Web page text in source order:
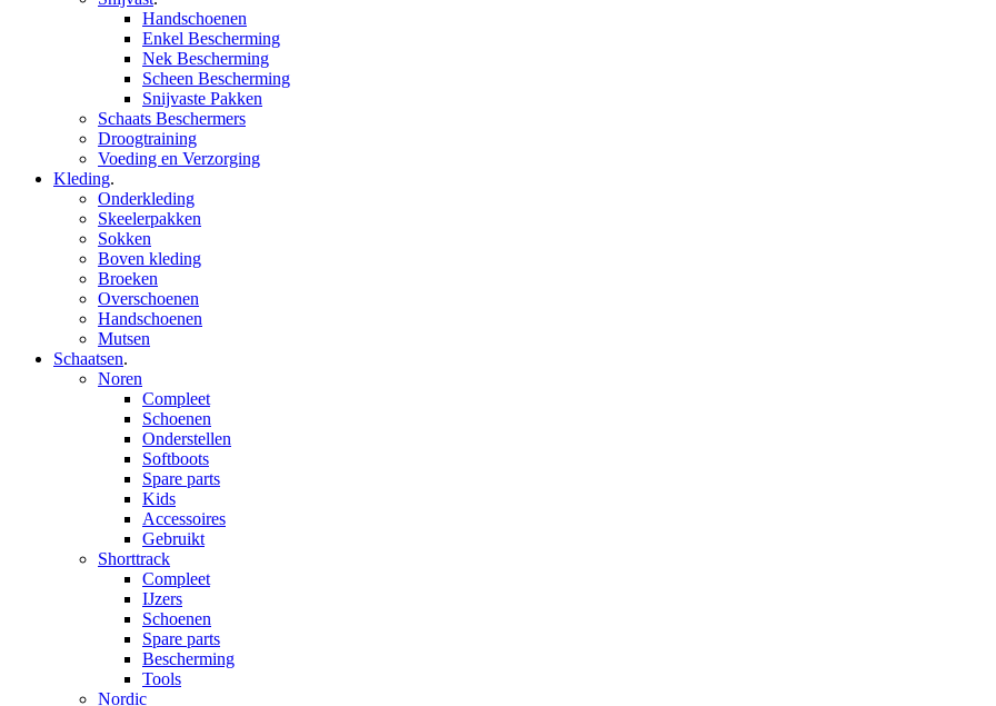
Handschoenen
Enkel Bescherming
Nek Bescherming
Scheen Bescherming
Snijvaste Pakken
Schaats Beschermers
Droogtraining
Voeding en Verzorging
Kleding.
Onderkleding
Skeelerpakken
Sokken
Boven kleding
Broeken
Overschoenen
Handschoenen
Mutsen
Schaatsen.
Noren
Compleet
Schoenen
Onderstellen
Softboots
Spare parts
Kids
Accessoires
Gebruikt
Shorttrack
Compleet
IJzers
Schoenen
Spare parts
Bescherming
Tools
Nordic